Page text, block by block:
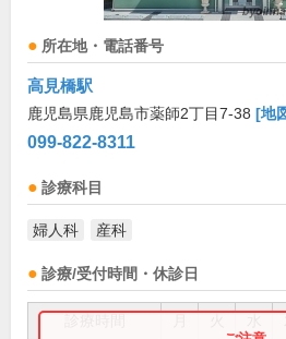
所在地・電話番号
高見橋駅
鹿児島県鹿児島市薬師2丁目7-38 [地
099-822-8311
診療科目
婦人科 産科
診療/受付時間・休診日